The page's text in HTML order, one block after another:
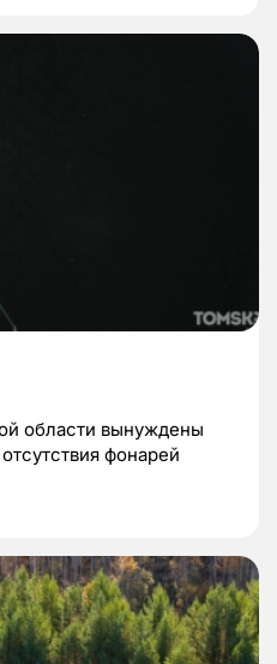
области вынуждены
фонарей